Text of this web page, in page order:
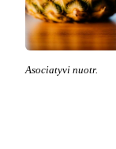
Asociatyvi nuotr.